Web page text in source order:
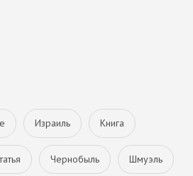
Израиль Книга
Чернобыль Шмуэль